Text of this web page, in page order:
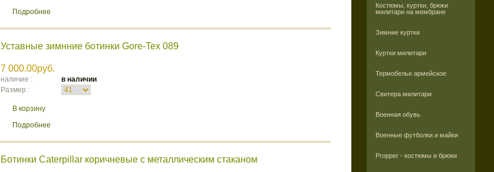
Костюмы, куртки, брюки
милитари на мембране
Зимние куртки
Куртки милитари
Термобелье армейское
Свитера милитари
Военная обувь
Военные футболки и майки
Propper - костюмы и брюки
Подробнее
Уставные зимнние ботинки Gore-Tex 089
7 000.00руб.
наличие :
в наличии
Размер :
В корзину
Подробнее
Ботинки Caterpillar коричневые с металлическим стаканом